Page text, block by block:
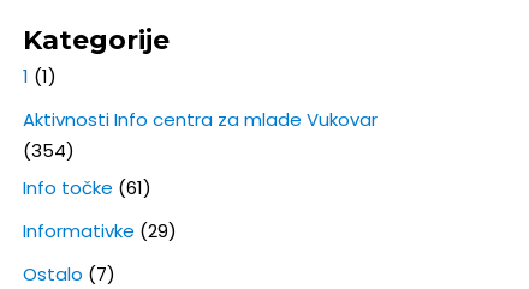
Kategorije
1 (1)
Aktivnosti Info centra za mlade Vukovar
(354)
Info točke (61)
Informativke (29)
Ostalo (7)